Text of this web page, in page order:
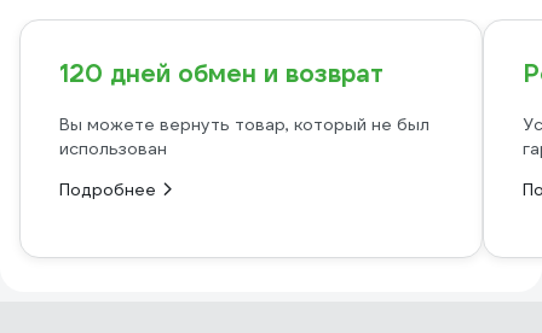
120 дней обмен и возврат
Вы можете вернуть товар, который не был
использован
Подробнее